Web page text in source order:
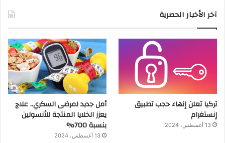
آخر الأخبار الحصرية
تركيا تعلن إنهاء حجب تطبيق
إنستغرام
13 أغسطس، 2024
أمل جديد لمرضى السكري.. علاج
يعزز الخلايا المنتجة للأنسولين
بنسبة 700%
13 أغسطس، 2024